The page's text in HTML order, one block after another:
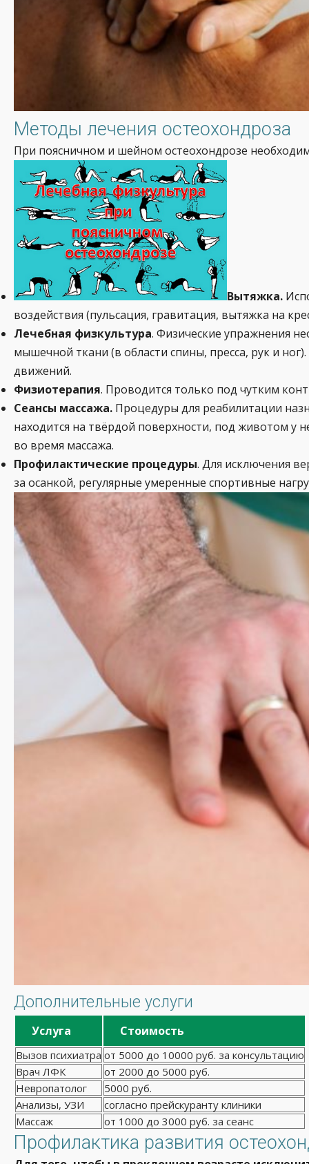
Методы лечения остеохондроза
При поясничном и шейном остеохондрозе
Вытяжка.
воздействия (пульсация, гравитация, вытяжка на
Лечебная физкультура. Физические упражнения
мышечной ткани (в области спины, пресса, рук и
движений.
Физиотерапия. Проводится только под чутким
Сеансы массажа. Процедуры для реабилитации
находится на твёрдой поверхности, под животом у
во время массажа.
Профилактические процедуры. Для исключения
за осанкой, регулярные умеренные спортивные
Дополнительные услуги
Услуга Стоимость
Вызов психиатра от 5000 до 10000 руб. за консультацию
Врач ЛФК
от 2000 до 5000 руб.
Невропатолог
5000 руб.
Анализы, УЗИ
согласно прейскуранту клиники
Массаж
от 1000 до 3000 руб. за сеанс
Профилактика развития